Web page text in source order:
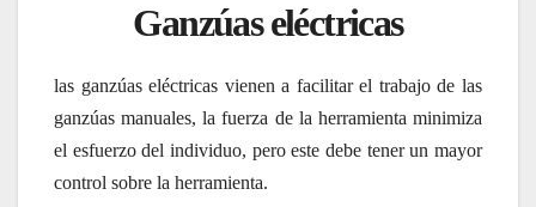
Ganzúas eléctricas
las ganzúas eléctricas vienen a facilitar el trabajo de las
ganzúas manuales, la fuerza de la herramienta minimiza
el esfuerzo del individuo, pero este debe tener un mayor
control sobre la herramienta.